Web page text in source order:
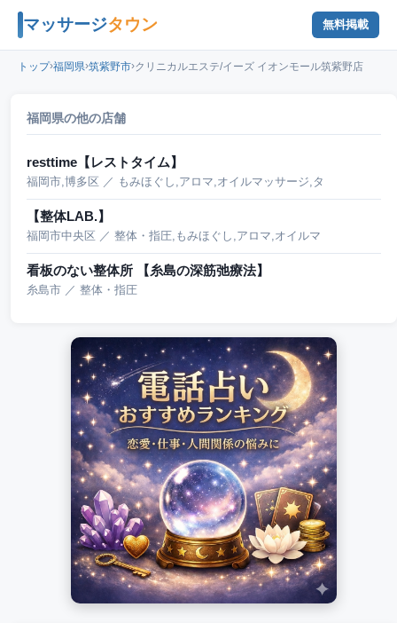
マッサージタウン 無料掲載
トップ›福岡県›筑紫野市›クリニカルエステ/イーズ イオンモール筑紫野店
福岡県の他の店舗
resttime【レストタイム】
福岡市,博多区 ／ もみほぐし,アロマ,オイルマッサージ,タ
【整体LAB.】
福岡市中央区 ／ 整体・指圧,もみほぐし,アロマ,オイルマ
看板のない整体所 【糸島の深筋弛療法】
糸島市 ／ 整体・指圧